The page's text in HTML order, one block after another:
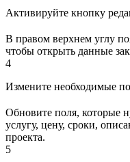
Активируйте кнопку
В правом верхнем углу
чтобы открыть данные
4
Измените необходимые
Обновите поля, которые
услугу, цену, сроки,
проекта.
5